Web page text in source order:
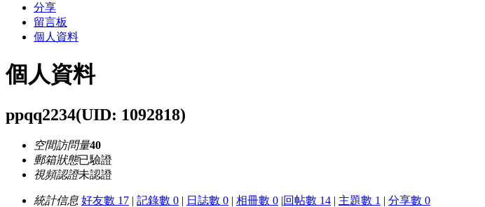
分享
留言板
個人資料
個人資料
ppqq2234(UID: 1092818)
空間訪問量40
郵箱狀態已驗證
視頻認證未認證
統計信息 好友數 17 | 記錄數 0 | 日誌數 0 | 相冊數 0 |回帖數 14 | 主題數 1 | 分享數 0